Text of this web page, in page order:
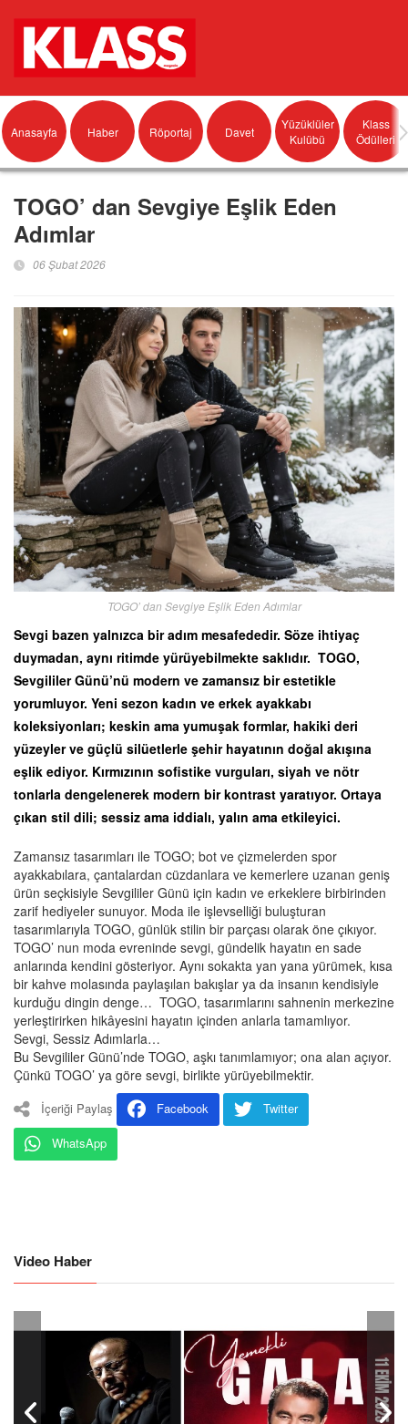
Anasayfa Haber Röportaj Davet
Yüzüklüler
Kulübü
Klass
Ödülleri
TOGO’ dan Sevgiye Eşlik Eden
Adımlar
06 Şubat 2026
TOGO’ dan Sevgiye Eşlik Eden Adımlar
Sevgi bazen yalnızca bir adım mesafededir. Söze ihtiyaç
duymadan, aynı ritimde yürüyebilmekte saklıdır. TOGO,
Sevgililer Günü’nü modern ve zamansız bir estetikle
yorumluyor. Yeni sezon kadın ve erkek ayakkabı
koleksiyonları; keskin ama yumuşak formlar, hakiki deri
yüzeyler ve güçlü silüetlerle şehir hayatının doğal akışına
eşlik ediyor. Kırmızının sofistike vurguları, siyah ve nötr
tonlarla dengelenerek modern bir kontrast yaratıyor. Ortaya
çıkan stil dili; sessiz ama iddialı, yalın ama etkileyici.
Zamansız tasarımları ile TOGO; bot ve çizmelerden spor
ayakkabılara, çantalardan cüzdanlara ve kemerlere uzanan geniş
ürün seçkisiyle Sevgililer Günü için kadın ve erkeklere birbirinden
zarif hediyeler sunuyor. Moda ile işlevselliği buluşturan
tasarımlarıyla TOGO, günlük stilin bir parçası olarak öne çıkıyor.
TOGO’ nun moda evreninde sevgi, gündelik hayatın en sade
anlarında kendini gösteriyor. Aynı sokakta yan yana yürümek, kısa
bir kahve molasında paylaşılan bakışlar ya da insanın kendisiyle
kurduğu dingin denge… TOGO, tasarımlarını sahnenin merkezine
yerleştirirken hikâyesini hayatın içinden anlarla tamamlıyor.
Sevgi, Sessiz Adımlarla…
Bu Sevgililer Günü’nde TOGO, aşkı tanımlamıyor; ona alan açıyor.
Çünkü TOGO’ ya göre sevgi, birlikte yürüyebilmektir.
İçeriği Paylaş Facebook
Twitter
WhatsApp
Video Haber